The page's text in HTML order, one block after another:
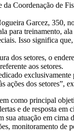
Coordenação de
Garcez, 350,
para treinamento,
Isso significa
dos setores, o
aos setores.
ações dos setores”,
como principal
e de resposta em
sua atuação em
monitoramento de